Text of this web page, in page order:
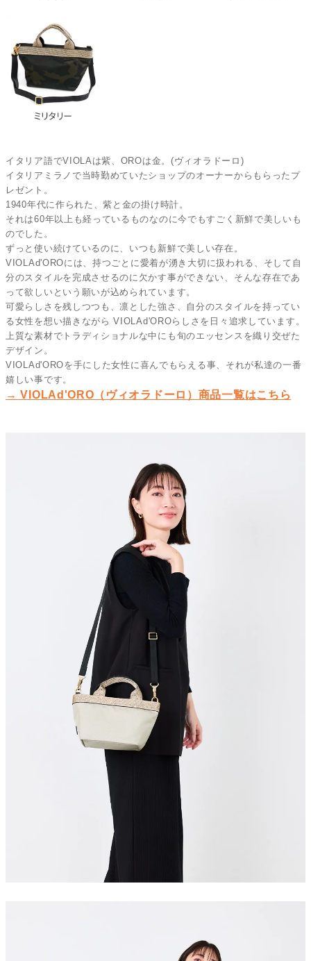
イタリア語でVIOLAは紫、OROは金。(ヴィオラドーロ)
イタリアミラノで当時勤めていたショップのオーナーからもらったプ
レゼント。
1940年代に作られた、紫と金の掛け時計。
それは60年以上も経っているものなのに今でもすごく新鮮で美しいも
のでした。
ずっと使い続けているのに、いつも新鮮で美しい存在。
VIOLAd'OROには、持つごとに愛着が湧き大切に扱われる、そして自
分のスタイルを完成させるのに欠かす事ができない、そんな存在であ
って欲しいという願いが込められています。
可愛らしさを残しつつも、凛とした強さ、自分のスタイルを持ってい
る女性を想い描きながら VIOLAd'OROらしさを日々追求しています。
上質な素材でトラディショナルな中にも旬のエッセンスを織り交ぜた
デザイン。
VIOLAd'OROを手にした女性に喜んでもらえる事、それが私達の一番
嬉しい事です。
→ VIOLAd'ORO（ヴィオラドーロ）商品一覧はこちら